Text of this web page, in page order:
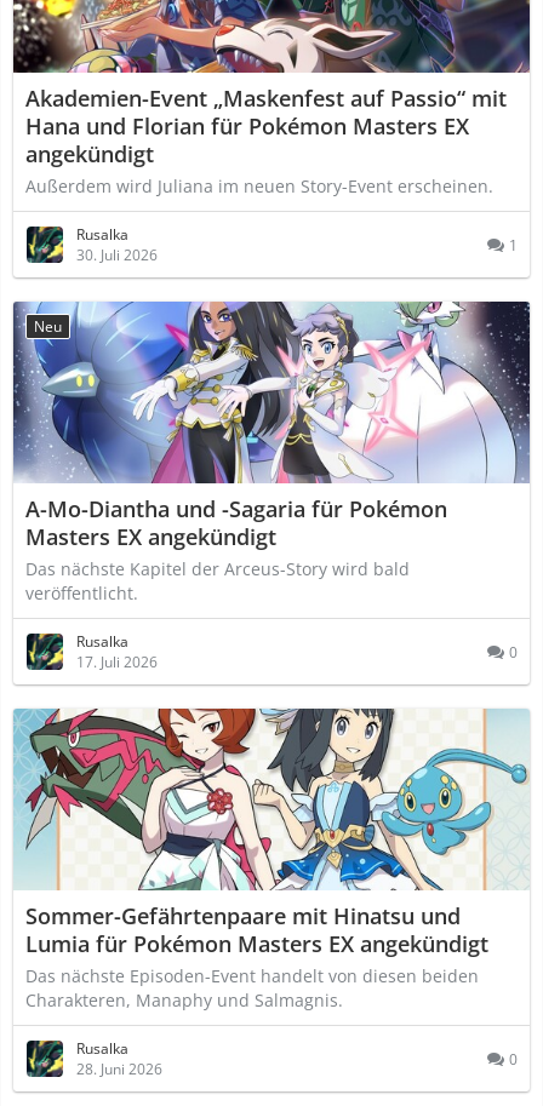
Akademien-Event „Maskenfest auf Passio“ mit
Hana und Florian für Pokémon Masters EX
angekündigt
Außerdem wird Juliana im neuen Story-Event erscheinen.
Rusalka
30. Juli 2026
1
Neu
A-Mo-Diantha und -Sagaria für Pokémon
Masters EX angekündigt
Das nächste Kapitel der Arceus-Story wird bald
veröffentlicht.
Rusalka
17. Juli 2026
0
Sommer-Gefährtenpaare mit Hinatsu und
Lumia für Pokémon Masters EX angekündigt
Das nächste Episoden-Event handelt von diesen beiden
Charakteren, Manaphy und Salmagnis.
Rusalka
28. Juni 2026
0